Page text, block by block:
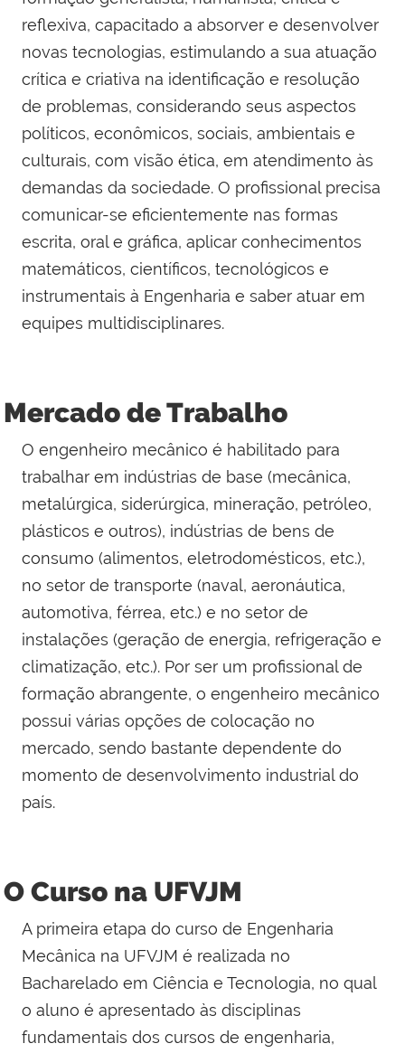
reflexiva, capacitado a absorver e desenvolver
novas tecnologias, estimulando a sua atuação
crítica e criativa na identificação e resolução
de problemas, considerando seus aspectos
políticos, econômicos, sociais, ambientais e
culturais, com visão ética, em atendimento às
demandas da sociedade. O profissional precisa
comunicar-se eficientemente nas formas
escrita, oral e gráfica, aplicar conhecimentos
matemáticos, científicos, tecnológicos e
instrumentais à Engenharia e saber atuar em
equipes multidisciplinares.
Mercado de Trabalho
O engenheiro mecânico é habilitado para
trabalhar em indústrias de base (mecânica,
metalúrgica, siderúrgica, mineração, petróleo,
plásticos e outros), indústrias de bens de
consumo (alimentos, eletrodomésticos, etc.),
no setor de transporte (naval, aeronáutica,
automotiva, férrea, etc.) e no setor de
instalações (geração de energia, refrigeração e
climatização, etc.). Por ser um profissional de
formação abrangente, o engenheiro mecânico
possui várias opções de colocação no
mercado, sendo bastante dependente do
momento de desenvolvimento industrial do
país.
O Curso na UFVJM
A primeira etapa do curso de Engenharia
Mecânica na UFVJM é realizada no
Bacharelado em Ciência e Tecnologia, no qual
o aluno é apresentado às disciplinas
fundamentais dos cursos de engenharia,